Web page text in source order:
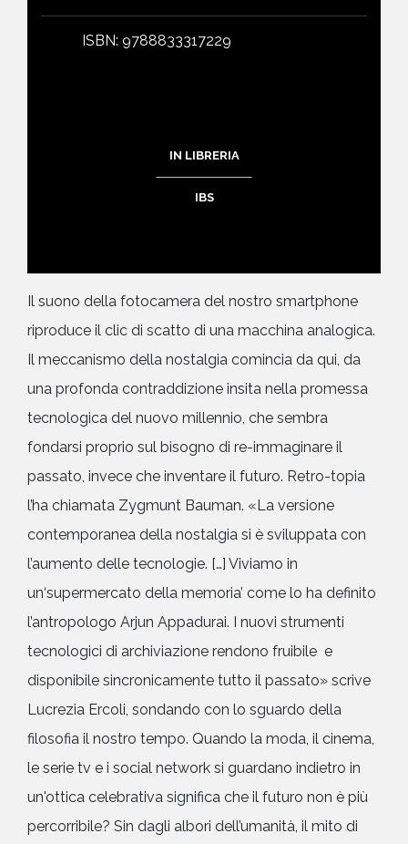
ISBN: 9788833317229
IN LIBRERIA
IBS
Il suono della fotocamera del nostro smartphone
riproduce il clic di scatto di una macchina analogica.
Il meccanismo della nostalgia comincia da qui, da
una profonda contraddizione insita nella promessa
tecnologica del nuovo millennio, che sembra
fondarsi proprio sul bisogno di re-immaginare il
passato, invece che inventare il futuro. Retro-topia
l’ha chiamata Zygmunt Bauman. «La versione
contemporanea della nostalgia si è sviluppata con
l’aumento delle tecnologie. […] Viviamo in
un‘supermercato della memoria’ come lo ha definito
l’antropologo Arjun Appadurai. I nuovi strumenti
tecnologici di archiviazione rendono fruibile e
disponibile sincronicamente tutto il passato» scrive
Lucrezia Ercoli, sondando con lo sguardo della
filosofia il nostro tempo. Quando la moda, il cinema,
le serie tv e i social network si guardano indietro in
un'ottica celebrativa significa che il futuro non è più
percorribile? Sin dagli albori dell’umanità, il mito di